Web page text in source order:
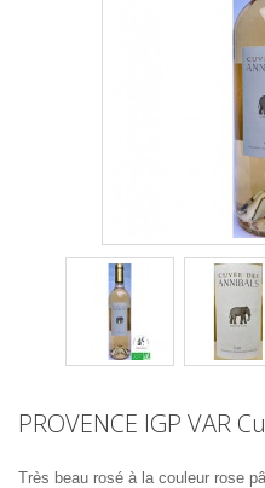
PROVENCE IGP VAR
Très beau rosé à la couleur rose